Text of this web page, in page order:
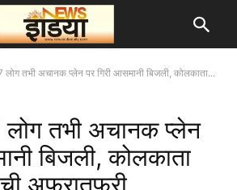
लोग तभी अचानक प्लेन पर गिरी आसमानी बिजली, कोलकाता...
तभी अचानक प्लेन
बिजली, कोलकाता